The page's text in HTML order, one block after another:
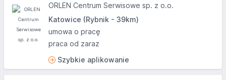
ORLEN Centrum Serwisowe sp. z o.o.
Katowice (Rybnik - 39km)
umowa o pracę
praca od zaraz
Szybkie aplikowanie